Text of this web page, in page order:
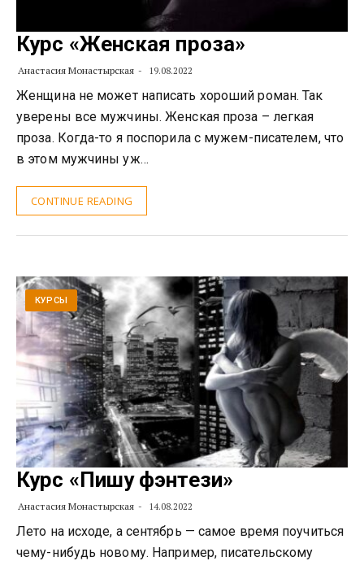
Курс «Женская проза»
Анастасия Монастырская 19.08.2022
Женщина не может написать хороший роман. Так
уверены все мужчины. Женская проза – легкая
проза. Когда-то я поспорила с мужем-писателем, что
в этом мужчины уж…
CONTINUE READING
КУРСЫ
Курс «Пишу фэнтези»
Анастасия Монастырская 14.08.2022
Лето на исходе, а сентябрь — самое время поучиться
чему-нибудь новому. Например, писательскому